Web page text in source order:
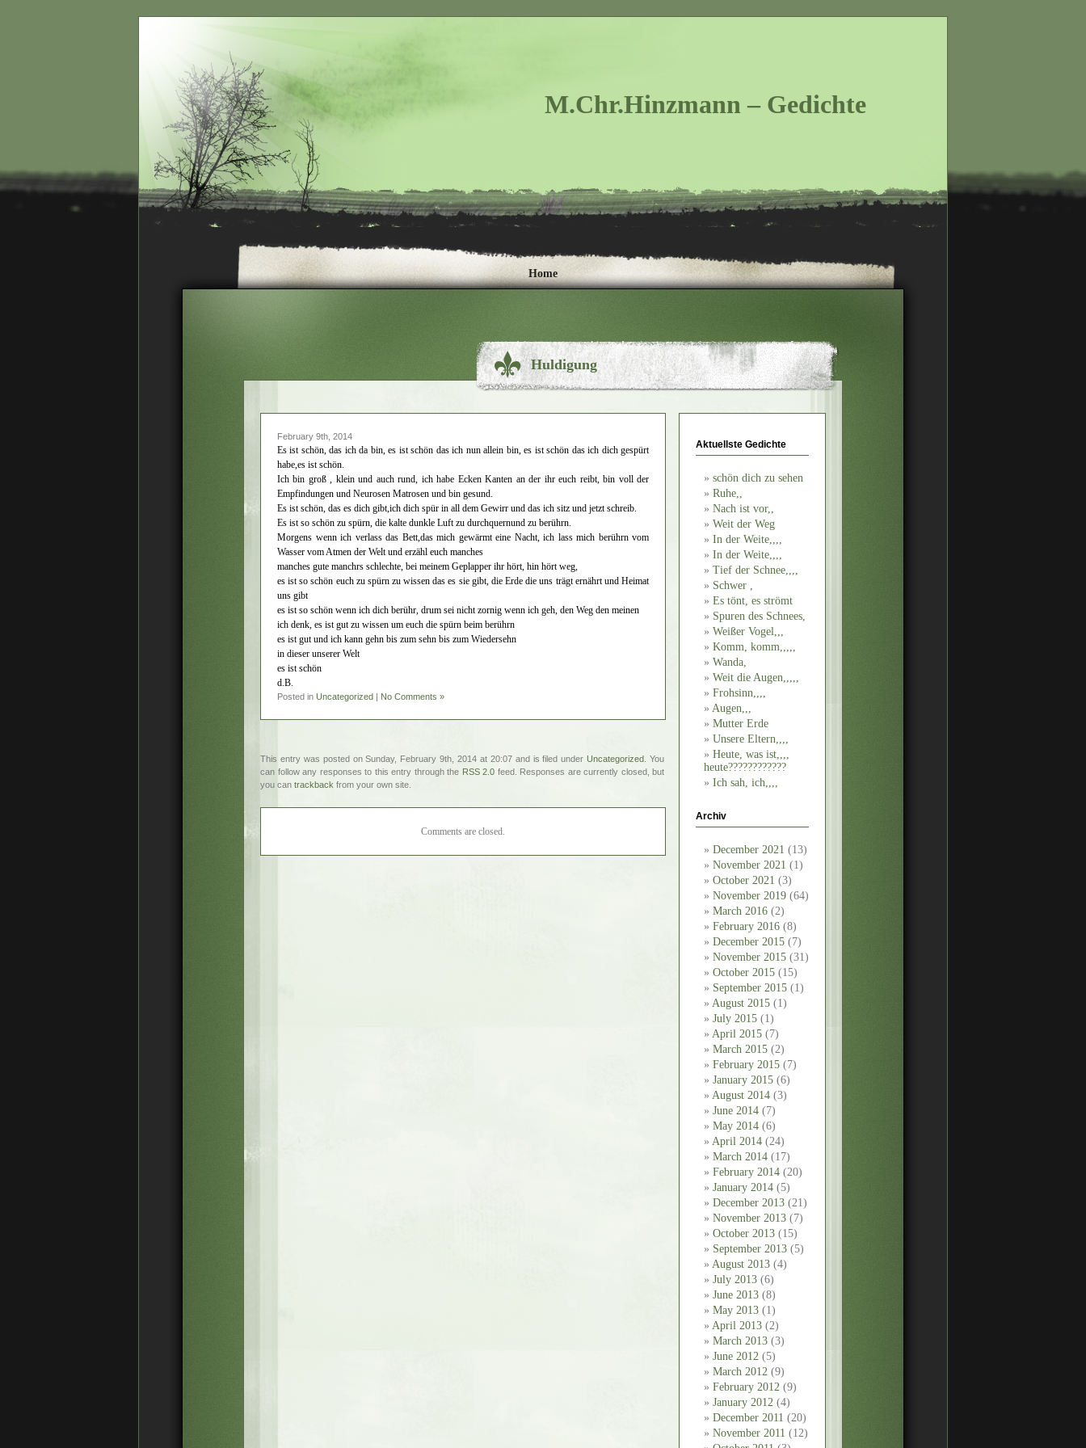
M.Chr.Hinzmann – Gedichte
Home
Huldigung
Aktuellste Gedichte
schön dich zu sehen
Ruhe,,
Nach ist vor,,
Weit der Weg
In der Weite,,,,
In der Weite,,,,
Tief der Schnee,,,,
Schwer ,
Es tönt, es strömt
Spuren des Schnees,
Weißer Vogel,,,
Komm, komm,,,,,
Wanda,
Weit die Augen,,,,,
Frohsinn,,,,
Augen,,,
Mutter Erde
Unsere Eltern,,,,
Heute, was ist,,,,
heute????????????
Ich sah, ich,,,,
Archiv
December 2021 (13)
November 2021 (1)
October 2021 (3)
November 2019 (64)
March 2016 (2)
February 2016 (8)
December 2015 (7)
November 2015 (31)
October 2015 (15)
September 2015 (1)
August 2015 (1)
July 2015 (1)
April 2015 (7)
March 2015 (2)
February 2015 (7)
January 2015 (6)
August 2014 (3)
June 2014 (7)
May 2014 (6)
April 2014 (24)
March 2014 (17)
February 2014 (20)
January 2014 (5)
December 2013 (21)
November 2013 (7)
October 2013 (15)
September 2013 (5)
August 2013 (4)
July 2013 (6)
June 2013 (8)
May 2013 (1)
April 2013 (2)
March 2013 (3)
June 2012 (5)
March 2012 (9)
February 2012 (9)
January 2012 (4)
December 2011 (20)
November 2011 (12)
February 9th, 2014
Es ist schön, das ich da bin, es ist schön das ich nun allein bin, es ist schön das ich dich gespürt
habe,es ist schön.
Ich bin groß , klein und auch rund, ich habe Ecken Kanten an der ihr euch reibt, bin voll der
Empfindungen und Neurosen Matrosen und bin gesund.
Es ist schön, das es dich gibt,ich dich spür in all dem Gewirr und das ich sitz und jetzt schreib.
Es ist so schön zu spürn, die kalte dunkle Luft zu durchquernund zu berührn.
Morgens wenn ich verlass das Bett,das mich gewärmt eine Nacht, ich lass mich berührn vom
Wasser vom Atmen der Welt und erzähl euch manches
manches gute manchrs schlechte, bei meinem Geplapper ihr hört, hin hört weg,
es ist so schön euch zu spürn zu wissen das es sie gibt, die Erde die uns trägt ernährt und Heimat
uns gibt
es ist so schön wenn ich dich berühr, drum sei nicht zornig wenn ich geh, den Weg den meinen
ich denk, es ist gut zu wissen um euch die spürn beim berührn
es ist gut und ich kann gehn bis zum sehn bis zum Wiedersehn
in dieser unserer Welt
es ist schön
d.B.
Posted in Uncategorized | No Comments »
This entry was posted on Sunday, February 9th, 2014 at 20:07 and is filed underUncategorized . You
can follow any responses to this entry through the RSS 2.0 feed. Responses are currently closed, but
you can trackback from your own site.
Comments are closed.